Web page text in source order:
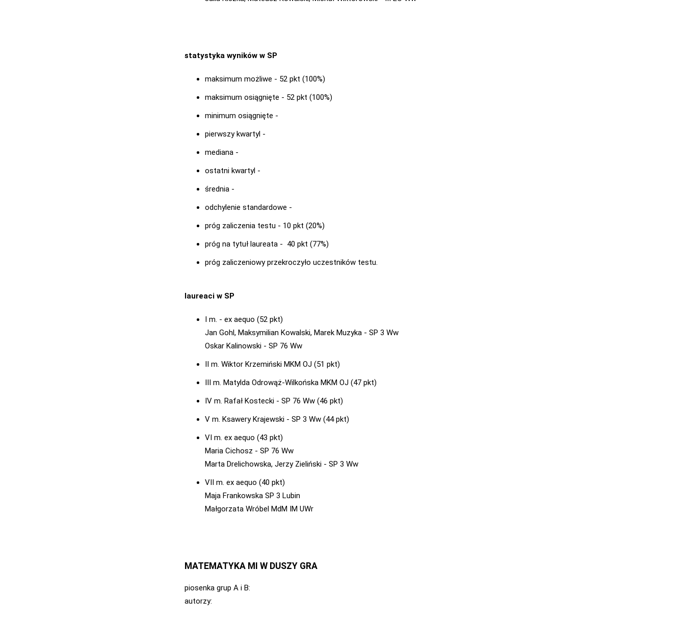
statystyka wyników w SP
maksimum możliwe - 52 pkt (100%)
maksimum osiągnięte - 52 pkt (100%)
minimum osiągnięte -
pierwszy kwartyl -
mediana -
ostatni kwartyl -
średnia -
odchylenie standardowe -
próg zaliczenia testu - 10 pkt (20%)
próg na tytuł laureata - 40 pkt (77%)
próg zaliczeniowy przekroczyło uczestników testu.
laureaci w SP
I m. - ex aequo (52 pkt)
Jan Gohl, Maksymilian Kowalski, Marek Muzyka - SP 3 Ww
Oskar Kalinowski - SP 76 Ww
II m. Wiktor Krzemiński MKM OJ (51 pkt)
III m. Matylda Odrowąż-Wilkońska MKM OJ (47 pkt)
IV m. Rafał Kostecki - SP 76 Ww (46 pkt)
V m. Ksawery Krajewski - SP 3 Ww (44 pkt)
VI m. ex aequo (43 pkt)
Maria Cichosz - SP 76 Ww
Marta Drelichowska, Jerzy Zieliński - SP 3 Ww
VII m. ex aequo (40 pkt)
Maja Frankowska SP 3 Lubin
Małgorzata Wróbel MdM IM UWr
MATEMATYKA MI W DUSZY GRA
piosenka grup A i B:
autorzy: